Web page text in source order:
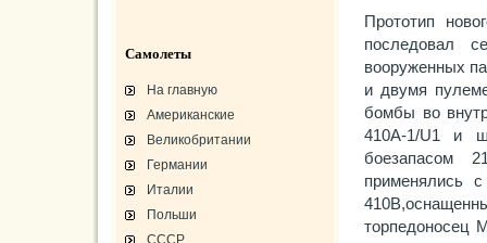
Прототип
последовал
вооруженных
и двумя
бомбы во
410A-1/U1 и
боезапасом
применялись
торпедоносец
Самолеты
На главную
Американские
Великобритании
Германии
Италии
Польши
СССР